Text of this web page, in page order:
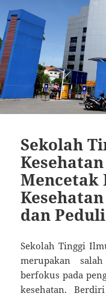
Sekolah
Mencetak
dan Peduli
Sekolah Tinggi
merupakan
berfokus pada
kesehatan.